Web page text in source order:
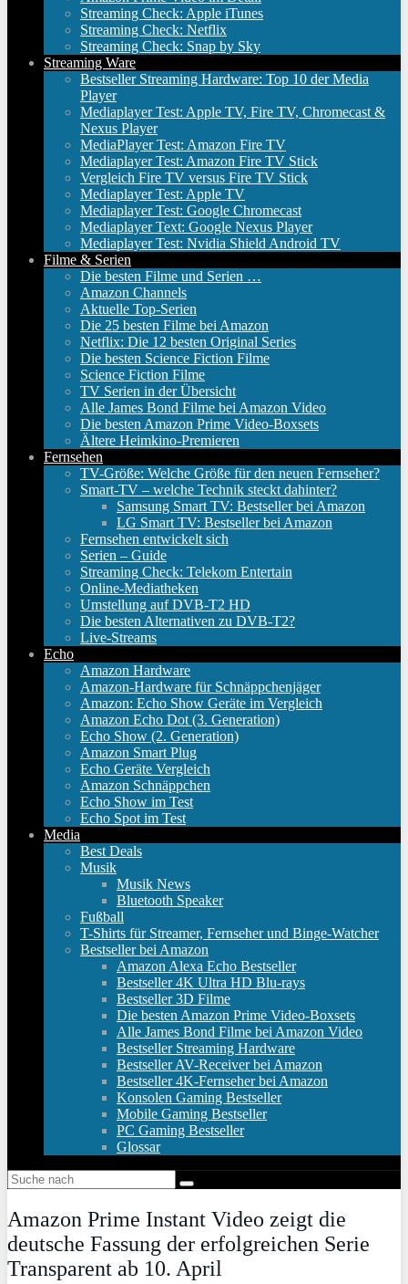
Streaming Check: Apple iTunes
Streaming Check: Netflix
Streaming Check: Snap by Sky
Streaming Ware
Bestseller Streaming Hardware: Top 10 der Media
Player
Mediaplayer Test: Apple TV, Fire TV, Chromecast &
Nexus Player
MediaPlayer Test: Amazon Fire TV
Mediaplayer Test: Amazon Fire TV Stick
Vergleich Fire TV versus Fire TV Stick
Mediaplayer Test: Apple TV
Mediaplayer Test: Google Chromecast
Mediaplayer Text: Google Nexus Player
Mediaplayer Test: Nvidia Shield Android TV
Filme & Serien
Die besten Filme und Serien …
Amazon Channels
Aktuelle Top-Serien
Die 25 besten Filme bei Amazon
Netflix: Die 12 besten Original Series
Die besten Science Fiction Filme
Science Fiction Filme
TV Serien in der Übersicht
Alle James Bond Filme bei Amazon Video
Die besten Amazon Prime Video-Boxsets
Ältere Heimkino-Premieren
Fernsehen
TV-Größe: Welche Größe für den neuen Fernseher?
Smart-TV – welche Technik steckt dahinter?
Samsung Smart TV: Bestseller bei Amazon
LG Smart TV: Bestseller bei Amazon
Fernsehen entwickelt sich
Serien – Guide
Streaming Check: Telekom Entertain
Online-Mediatheken
Umstellung auf DVB-T2 HD
Die besten Alternativen zu DVB-T2?
Live-Streams
Echo
Amazon Hardware
Amazon-Hardware für Schnäppchenjäger
Amazon: Echo Show Geräte im Vergleich
Amazon Echo Dot (3. Generation)
Echo Show (2. Generation)
Amazon Smart Plug
Echo Geräte Vergleich
Amazon Schnäppchen
Echo Show im Test
Echo Spot im Test
Media
Best Deals
Musik
Musik News
Bluetooth Speaker
Fußball
T-Shirts für Streamer, Fernseher und Binge-Watcher
Bestseller bei Amazon
Amazon Alexa Echo Bestseller
Bestseller 4K Ultra HD Blu-rays
Bestseller 3D Filme
Die besten Amazon Prime Video-Boxsets
Alle James Bond Filme bei Amazon Video
Bestseller Streaming Hardware
Bestseller AV-Receiver bei Amazon
Bestseller 4K-Fernseher bei Amazon
Konsolen Gaming Bestseller
Mobile Gaming Bestseller
PC Gaming Bestseller
Glossar
Amazon Prime Instant Video zeigt die
deutsche Fassung der erfolgreichen Serie
Transparent ab 10. April